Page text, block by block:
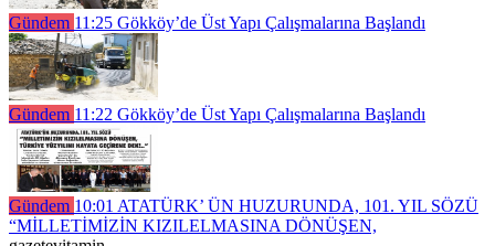
Gündem 11:25 Gökköy’de Üst Yapı Çalışmalarına Başlandı
Gündem 11:22 Gökköy’de Üst Yapı Çalışmalarına Başlandı
Gündem 10:01 ATATÜRK’ ÜN HUZURUNDA, 101. YIL SÖZÜ
“MİLLETİMİZİN KIZILELMASINA DÖNÜŞEN,